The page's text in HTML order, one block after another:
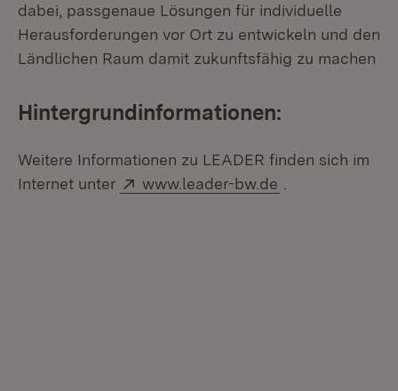
dabei, passgenaue Lösungen für individuelle
Herausforderungen vor Ort zu entwickeln und den
Ländlichen Raum damit zukunftsfähig zu machen
Hintergrundinformationen:
Weitere Informationen zu LEADER finden sich im
Internet unter
Extern:
www.leader-bw.de